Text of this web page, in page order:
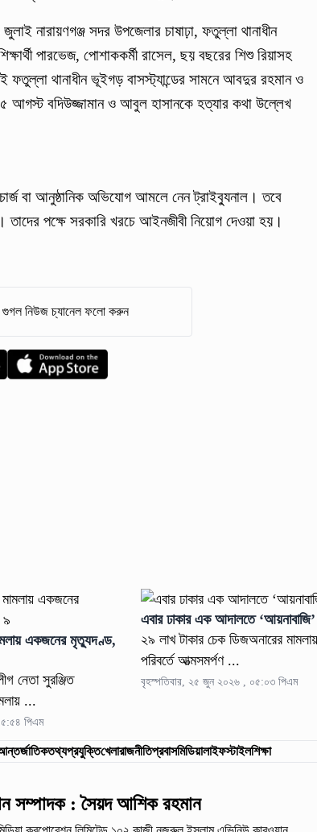
নারায়ণগঞ্জ সদর উপজেলার চাষাঢ়া, ফতুল্লা থানাধীন
পারভেজ, পোশাককর্মী রাসেল, ছয় বছরের শিশু রিয়াসহ
থানাধীন ভূইগড় বাসস্ট্যান্ডের সামনে আবদুর রহমান ও
আগস্ট বদিউজ্জামান ও আবুল হাসানকে হত্যার কথা উল্লেখ
বা আনুষ্ঠানিক অভিযোগ আমলে নেন ট্রাইব্যুনাল। তবে
পক্ষে সরকারি খরচে আইনজীবী নিয়োগ দেওয়া হয়।
গুগল নিউজ চ্যানেল ফলো করুন
একজনের মৃত্যুদণ্ড,
নেতা সুরঞ্জিত
...
পিএম
এবার ঢাকার এক আদালতে ‘আয়নাবাজি’
২৯ লাখ টাকার চেক ডিজঅনারের
পরিবর্তে আত্মসমর্পণ ...
বৃহস্পতিবার, ২৫ জুন ২০২৬ , ০৫:০৩ পিএম
তথ্যপ্রযুক্তিখেলারাজনীতিপ্রবাসমিডিয়ালাইফস্টাইলশিক্ষা
সম্পাদক : সৈয়দ আশিক রহমান